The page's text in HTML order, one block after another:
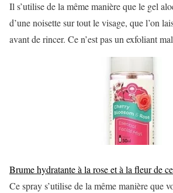
Il s’utilise de la même manière que le gel
d’une noisette sur tout le visage, que l’on
avant de rincer. Ce n’est pas un exfoliant
Brume hydratante à la rose et à la fleur de
Ce spray s’utilise de la même manière que